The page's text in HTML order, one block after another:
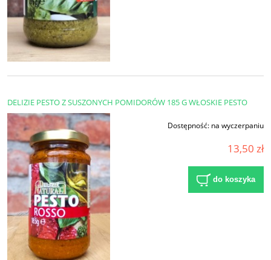
DELIZIE PESTO Z SUSZONYCH POMIDORÓW 185 G WŁOSKIE PESTO
Dostępność: na wyczerpaniu
13,50 zł
do koszyka